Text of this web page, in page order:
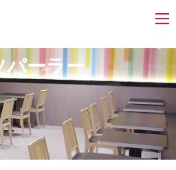
パーラー